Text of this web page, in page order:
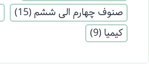
صنوف چهارم الی ششم (15)
کیمیا (9)